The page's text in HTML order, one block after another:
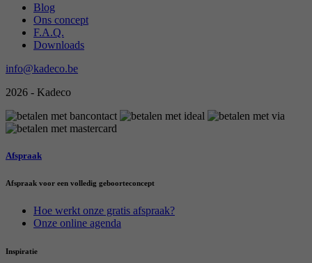
Blog
Ons concept
F.A.Q.
Downloads
info@kadeco.be
2026 - Kadeco
Afspraak
Afspraak voor een volledig geboorteconcept
Hoe werkt onze gratis afspraak?
Onze online agenda
Inspiratie